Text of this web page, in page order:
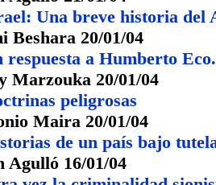
Una breve historia del
Beshara 20/01/04
respuesta a Humberto
Marzouka 20/01/04
peligrosas
Maira 20/01/04
de un país bajo
Agulló 16/01/04